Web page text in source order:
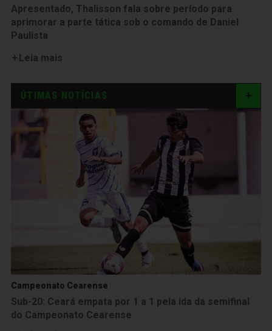
Apresentado, Thalisson fala sobre período para
aprimorar a parte tática sob o comando de Daniel
Paulista
Leia mais
ÚTIMAS NOTÍCIAS
Campeonato Cearense
Sub-20: Ceará empata por 1 a 1 pela ida da semifinal
do Campeonato Cearense